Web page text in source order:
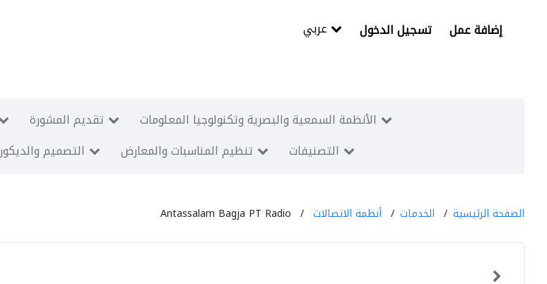
تسجيل الدخول إضافة عمل
تقديم المشورة
الأنظمة السمعية والبصرية وتكنولوجيا المعلومات
التصميم والديكور تنظيم المناسبات والمعارض التصنيفات
الصفحة الرئيسية الخدمات أنظمة الاتصالات Antassalam Bagja PT Radio